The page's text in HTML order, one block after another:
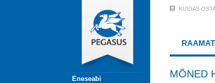
Eneseabi
Menu
(logged
KUIDAS
MÕNED